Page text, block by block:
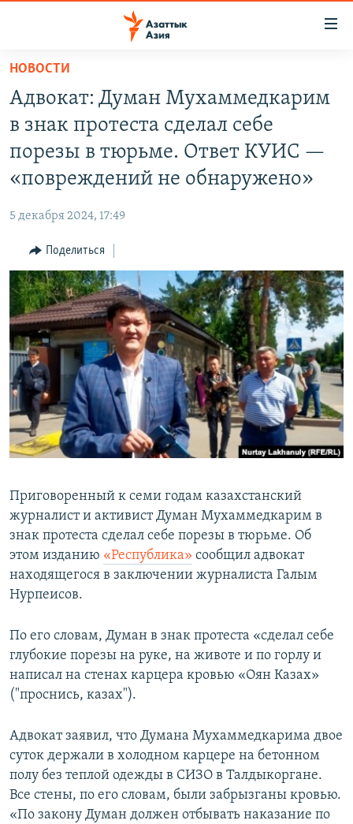
Вернуться
основному
содержанию
главной
Вернутся
поиску
НОВОСТИ
ВОЙНА В УКРАИНЕ
КЫРГЫЗЧА
ЎЗБЕКЧА
ТОҶИКӢ
TÜRKMENÇE
ПОДПИШИТЕСЬ НА НАС В СОЦСЕТЯХ
Все сайты РСЕ/РС
НОВОСТИ
Адвокат: Думан Мухаммедкарим
в знак протеста сделал себе
порезы в тюрьме. Ответ КУИС —
«повреждений не обнаружено»
5 декабря 2024, 17:49
Поделиться
Приговоренный к семи годам казахстанский
журналист и активист Думан Мухаммедкарим в
знак протеста сделал себе порезы в тюрьме. Об
этом изданию «Республика» сообщил адвокат
находящегося в заключении журналиста Галым
Нурпеисов.
По его словам, Думан в знак протеста «сделал себе
глубокие порезы на руке, на животе и по горлу и
написал на стенах карцера кровью «Оян Казах»
("проснись, казах").
Адвокат заявил, что Думана Мухаммедкарима двое
суток держали в холодном карцере на бетонном
полу без теплой одежды в СИЗО в Талдыкоргане.
Все стены, по его словам, были забрызганы кровью.
«По закону Думан должен отбывать наказание по